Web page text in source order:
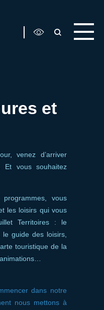
et
venez d’arriver
vous souhaitez
vous
les loisirs qui vous
Territoires : le
guide des loisirs,
touristique de la
dans notre
nous mettons à